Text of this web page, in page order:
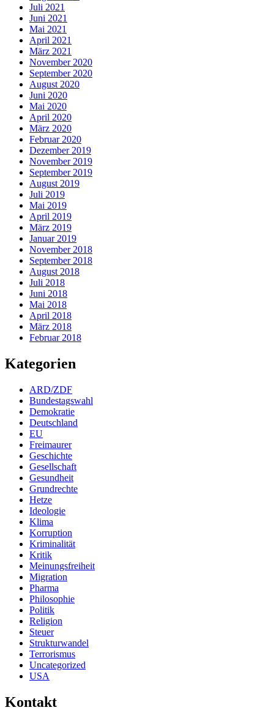
Juli 2021
Juni 2021
Mai 2021
April 2021
März 2021
November 2020
September 2020
August 2020
Juni 2020
Mai 2020
April 2020
März 2020
Februar 2020
Dezember 2019
November 2019
September 2019
August 2019
Juli 2019
Mai 2019
April 2019
März 2019
Januar 2019
November 2018
September 2018
August 2018
Juli 2018
Juni 2018
Mai 2018
April 2018
März 2018
Februar 2018
Kategorien
ARD/ZDF
Bundestagswahl
Demokratie
Deutschland
EU
Freimaurer
Geschichte
Gesellschaft
Gesundheit
Grundrechte
Hetze
Ideologie
Klima
Korruption
Kriminalität
Kritik
Meinungsfreiheit
Migration
Pharma
Philosophie
Politik
Religion
Steuer
Strukturwandel
Terrorismus
Uncategorized
USA
Kontakt